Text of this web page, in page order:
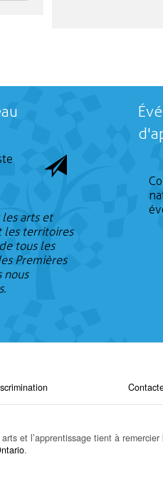
les arts et
les territoires
tous les
Premières
nous
et l’apprentissage tient à remercier
.